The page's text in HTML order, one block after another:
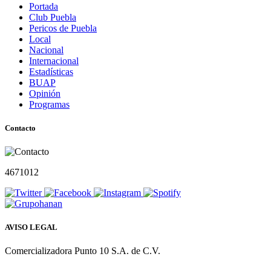
Portada
Club Puebla
Pericos de Puebla
Local
Nacional
Internacional
Estadísticas
BUAP
Opinión
Programas
Contacto
4671012
AVISO LEGAL
Comercializadora Punto 10 S.A. de C.V.